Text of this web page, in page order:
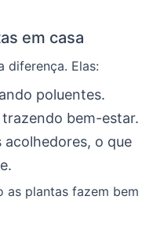
em casa
diferença. Elas:
poluentes.
bem-estar.
acolhedores, o que
as plantas fazem bem